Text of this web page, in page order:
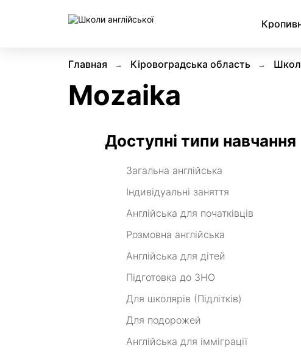
Главная Кіровоградська область
Mozaika
Доступні типи навчання
Загальна англійська
Індивідуальні заняття
Англійська для початківців
Розмовна англійська
Англійська для дітей
Підготовка до ЗНО
Для школярів (Підлітків)
Для подорожей
Англійська для імміграції